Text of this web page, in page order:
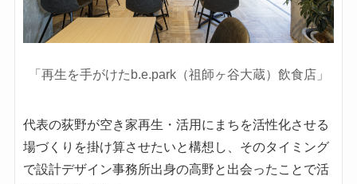
「再生を手がけたb.e.park（祖師ヶ谷大蔵）飲食店」
代表の荻野が空き家再生・活用にまちを活性化させる
場づくりを掛け算させたいと構想し、そのタイミング
で設計デザイン事務所出身の高野と出会ったことで活